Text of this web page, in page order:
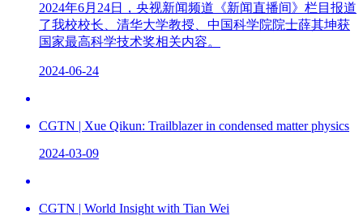
2024年6月24日，央视新闻频道《新闻直播间》栏目报道
了我校校长、清华大学教授、中国科学院院士薛其坤获
国家最高科学技术奖相关内容。
2024-06-24
CGTN | Xue Qikun: Trailblazer in condensed matter physics
2024-03-09
CGTN | World Insight with Tian Wei